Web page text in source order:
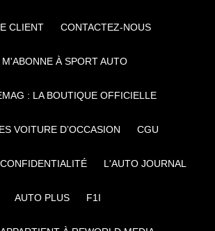
CLIENT CONTACTEZ-NOUS
M'ABONNE À SPORT AUTO
: LA BOUTIQUE OFFICIELLE
VOITURE D’OCCASION CGU
L'AUTO JOURNAL
AUTO PLUS F1I